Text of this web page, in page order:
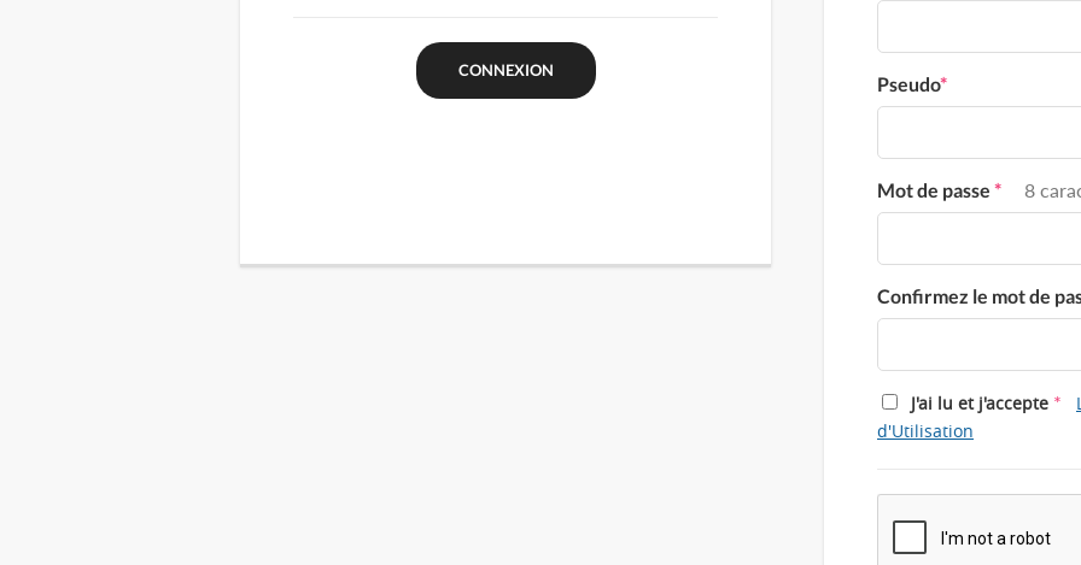
Pseudo*
Mot de passe * 8
Confirmez le mot de
J'ai lu et j'accepte *
d'Utilisation